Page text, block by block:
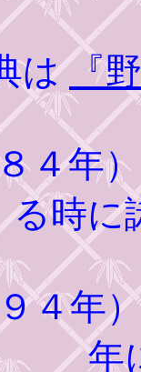
は『
４年
る時に
４年
年